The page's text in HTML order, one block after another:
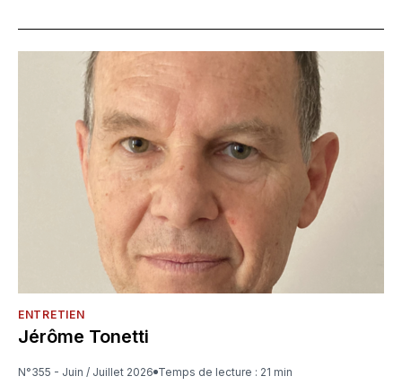
ENTRETIEN
Jérôme Tonetti
N°355 - Juin / Juillet 2026 Temps de lecture : 21 min